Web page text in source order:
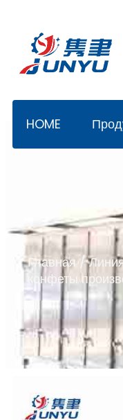
HOME
Главная/
конфеты